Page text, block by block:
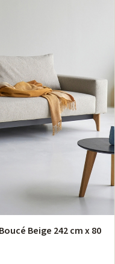
Beige 242 cm x 80